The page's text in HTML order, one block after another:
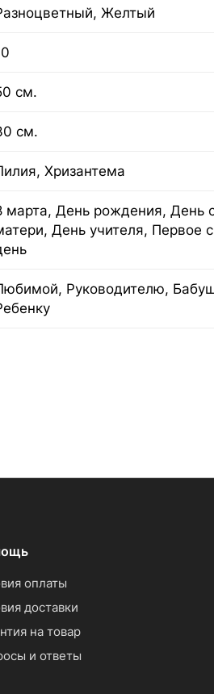
Желтый
см.
см.
Хризантема
марта, День рождения, День
День учителя, Первое
Руководителю,
оплаты
доставки
на товар
и ответы